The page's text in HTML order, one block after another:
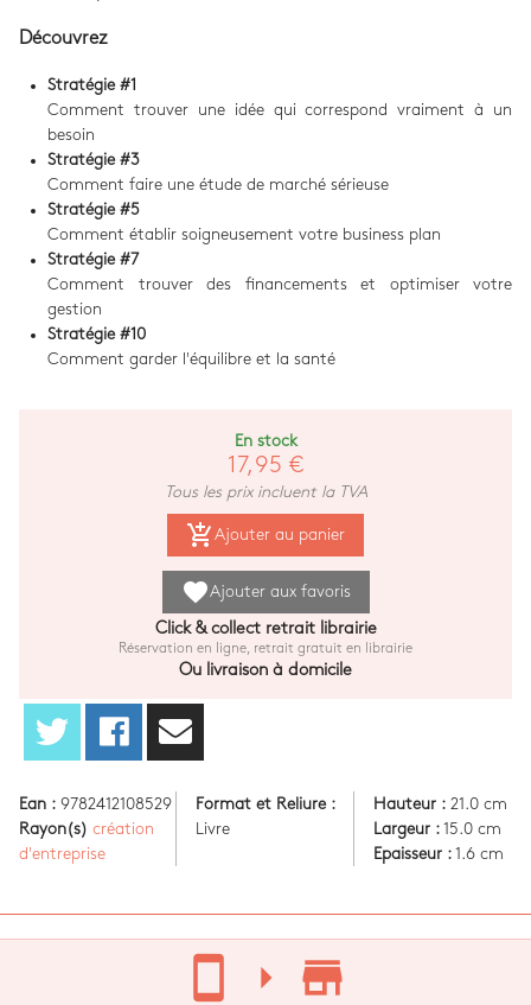
Découvrez
Stratégie #1
Comment trouver une idée qui correspond vraiment à un
besoin
Stratégie #3
Comment faire une étude de marché sérieuse
Stratégie #5
Comment établir soigneusement votre business plan
Stratégie #7
Comment trouver des financements et optimiser votre
gestion
Stratégie #10
Comment garder l'équilibre et la santé
En stock
17,95 €
Tous les prix incluent la TVA
add_shopping_cart Ajouter au panier
favoriteAjouter aux favoris
Click & collect retrait librairie
Réservation en ligne, retrait gratuit en librairie
Ou livraison à domicile
Ean : 9782412108529
Rayon(s) création
d'entreprise
Format et Reliure :
Livre
Hauteur :21.0 cm
Largeur :15.0 cm
Epaisseur :1.6 cm
stay_current_portrait arrow_right store_mall_directory